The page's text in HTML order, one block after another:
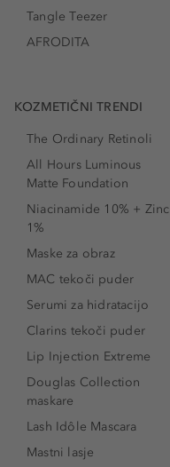
Tangle Teezer
AFRODITA
KOZMETIČNI TRENDI
The Ordinary Retinoli
All Hours Luminous
Matte Foundation
Niacinamide 10% + Zinc
1%
Maske za obraz
MAC tekoči puder
Serumi za hidratacijo
Clarins tekoči puder
Lip Injection Extreme
Douglas Collection
maskare
Lash Idôle Mascara
Mastni lasje